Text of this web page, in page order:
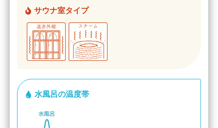
サウナ室タイプ
水風呂の温度帯